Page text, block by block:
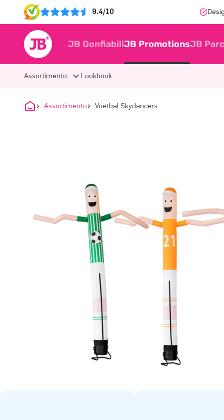
9.4/10
JB GonfiabiliJB PromotionsJB
Assortimento Lookbook
Assortimento Voetbal Skydancers